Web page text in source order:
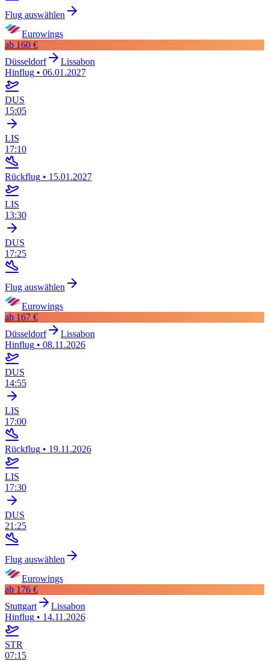
Flug auswählen
Eurowings
ab 160 €
Düsseldorf
Lissabon
Hinflug • 06.01.2027
DUS
15:05
LIS
17:10
Rückflug • 15.01.2027
LIS
13:30
DUS
17:25
Flug auswählen
Eurowings
ab 167 €
Düsseldorf
Lissabon
Hinflug • 08.11.2026
DUS
14:55
LIS
17:00
Rückflug • 19.11.2026
LIS
17:30
DUS
21:25
Flug auswählen
Eurowings
ab 176 €
Stuttgart
Lissabon
Hinflug • 14.11.2026
STR
07:15